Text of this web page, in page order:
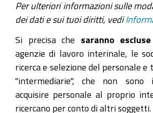
Per ulteriori informazioni sulle
dei dati e sui tuoi diritti, vedi
Si precisa che saranno escluse
agenzie di lavoro interinale, le
ricerca e selezione del personale e
"intermediarie", che non sono
acquisire personale al proprio
ricercano per conto di altri soggetti.